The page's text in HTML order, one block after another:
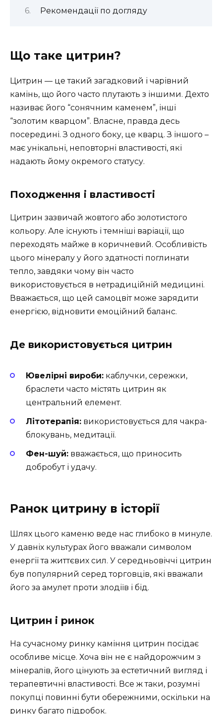
Рекомендації по догляду
Що таке цитрин?
Цитрин — це такий загадковий і чарівний
камінь, що його часто плутають з іншими. Дехто
називає його “сонячним каменем”, інші
“золотим кварцом”. Власне, правда десь
посередині. З одного боку, це кварц. З іншого –
має унікальні, неповторні властивості, які
надають йому окремого статусу.
Походження і властивості
Цитрин зазвичай жовтого або золотистого
кольору. Але існують і темніші варіації, що
переходять майже в коричневий. Особливість
цього мінералу у його здатності поглинати
тепло, завдяки чому він часто
використовується в нетрадиційній медицині.
Вважається, що цей самоцвіт може зарядити
енергією, відновити емоційний баланс.
Де використовується цитрин
Ювелірні вироби: каблучки, сережки,
браслети часто містять цитрин як
центральний елемент.
Літотерапія: використовується для чакра-
блокувань, медитації.
Фен-шуй: вважається, що приносить
добробут і удачу.
Ранок цитрину в історії
Шлях цього каменю веде нас глибоко в минуле.
У давніх культурах його вважали символом
енергії та життєвих сил. У середньовіччі цитрин
був популярний серед торговців, які вважали
його за амулет проти злодіїв і бід.
Цитрин і ринок
На сучасному ринку каміння цитрин посідає
особливе місце. Хоча він не є найдорожчим з
мінералів, його цінують за естетичний вигляд і
терапевтичні властивості. Все ж таки, розумні
покупці повинні бути обережними, оскільки на
ринку багато підробок.